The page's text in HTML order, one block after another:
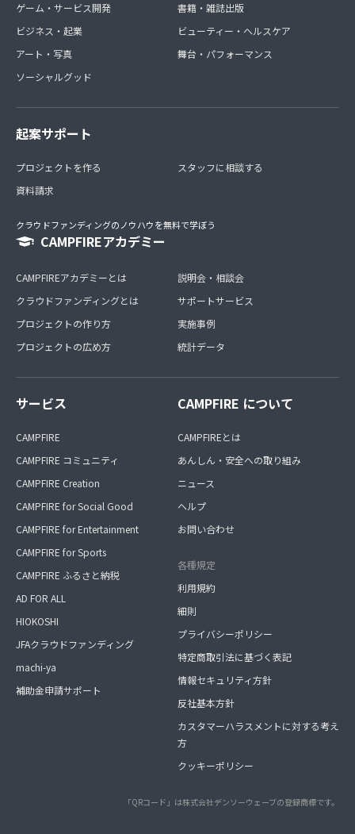
ゲーム・サービス開発
ビジネス・起業
アート・写真
ソーシャルグッド
書籍・雑誌出版
ビューティー・ヘルスケア
舞台・パフォーマンス
起案サポート
プロジェクトを作る
資料請求
スタッフに相談する
クラウドファンディングのノウハウを無料で学ぼう
CAMPFIREアカデミー
CAMPFIREアカデミーとは
クラウドファンディングとは
プロジェクトの作り方
プロジェクトの広め方
説明会・相談会
サポートサービス
実施事例
統計データ
サービス
CAMPFIRE
CAMPFIRE コミュニティ
CAMPFIRE Creation
CAMPFIRE for Social Good
CAMPFIRE for Entertainment
CAMPFIRE for Sports
CAMPFIRE ふるさと納税
AD FOR ALL
HIOKOSHI
JFAクラウドファンディング
machi-ya
補助金申請サポート
CAMPFIRE について
CAMPFIREとは
あんしん・安全への取り組み
ニュース
ヘルプ
お問い合わせ
各種規定
利用規約
細則
プライバシーポリシー
特定商取引法に基づく表記
情報セキュリティ方針
反社基本方針
カスタマーハラスメントに対する考え
方
クッキーポリシー
「QRコード」は株式会社デンソーウェーブの登録商標です。